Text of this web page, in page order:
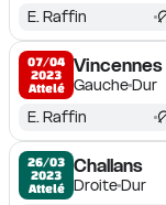
E. Raffin
07/04
2023
Attelé
Vincennes
GaucheDur
E. Raffin
26/03
2023
Attelé
Challans
DroiteDur